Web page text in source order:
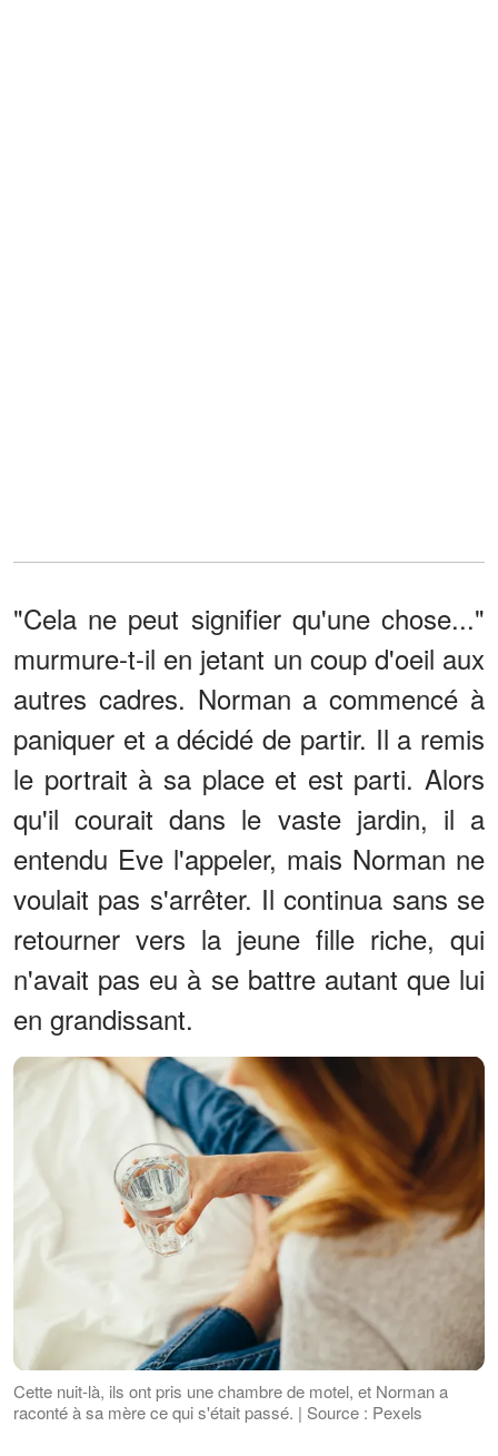
"Cela ne peut signifier qu'une chose..."
murmure-t-il en jetant un coup d'oeil aux
autres cadres. Norman a commencé à
paniquer et a décidé de partir. Il a remis
le portrait à sa place et est parti. Alors
qu'il courait dans le vaste jardin, il a
entendu Eve l'appeler, mais Norman ne
voulait pas s'arrêter. Il continua sans se
retourner vers la jeune fille riche, qui
n'avait pas eu à se battre autant que lui
en grandissant.
Cette nuit-là, ils ont pris une chambre de motel, et Norman a
raconté à sa mère ce qui s'était passé. | Source : Pexels